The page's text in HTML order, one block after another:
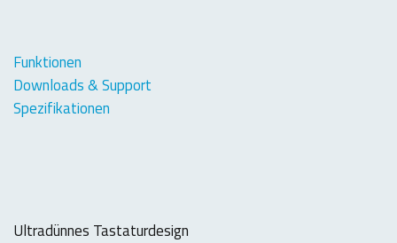
Funktionen
Downloads & Support
Spezifikationen
Ultradünnes Tastaturdesign